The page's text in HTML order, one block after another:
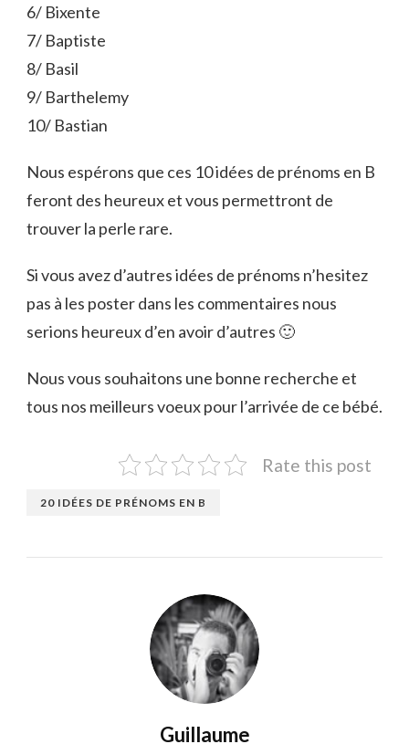
6/ Bixente
7/ Baptiste
8/ Basil
9/ Barthelemy
10/ Bastian
Nous espérons que ces 10 idées de prénoms en B
feront des heureux et vous permettront de
trouver la perle rare.
Si vous avez d’autres idées de prénoms n’hesitez
pas à les poster dans les commentaires nous
serions heureux d’en avoir d’autres 🙂
Nous vous souhaitons une bonne recherche et
tous nos meilleurs voeux pour l’arrivée de ce bébé.
Rate this post
20 IDÉES DE PRÉNOMS EN B
Guillaume